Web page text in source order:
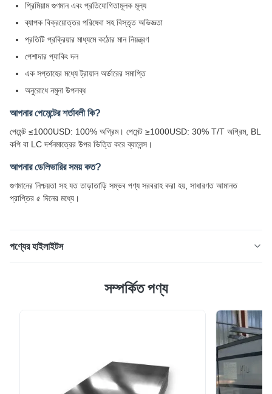
প্রিমিয়াম গুণমান এবং প্রতিযোগিতামূলক মূল্য
ব্যাপক বিক্রয়োত্তর পরিষেবা সহ বিস্তৃত অভিজ্ঞতা
প্রতিটি প্রক্রিয়ার মাধ্যমে কঠোর মান নিয়ন্ত্রণ
পেশাদার প্যাকিং দল
এক সপ্তাহের মধ্যে ট্রায়াল অর্ডারের সমাপ্তি
অনুরোধে নমুনা উপলব্ধ
আপনার পেমেন্টের শর্তাবলী কি?
পেমেন্ট ≤1000USD: 100% অগ্রিম। পেমেন্ট ≥1000USD: 30% T/T অগ্রিম, BL
কপি বা LC দর্শনমাত্রের উপর ভিত্তি করে ব্যালেন্স।
আপনার ডেলিভারির সময় কত?
গুণমানের নিশ্চয়তা সহ যত তাড়াতাড়ি সম্ভব পণ্য সরবরাহ করা হয়, সাধারণত আমানত
প্রাপ্তির ৫ দিনের মধ্যে।
পণ্যের হাইলাইটস
0.5mm×1000mm তৈলাক্ত পৃষ্ঠ রান্নাঘরের সরঞ্জাম তৈরির জন্য বিশেষভাবে
1219mm ভ্যারিয়েন্ট সহ, চমৎকার ডিপ ড্রয়িং ক্ষমতা সম্পন্ন। পণ্যের সংক্ষিপ্ত
সম্পর্কিত পণ্য